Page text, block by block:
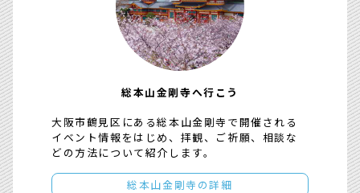
総本山金剛寺へ行こう
大阪市鶴見区にある総本山金剛寺で開催される
イベント情報をはじめ、拝観、ご祈願、相談な
どの方法について紹介します。
総本山金剛寺の詳細